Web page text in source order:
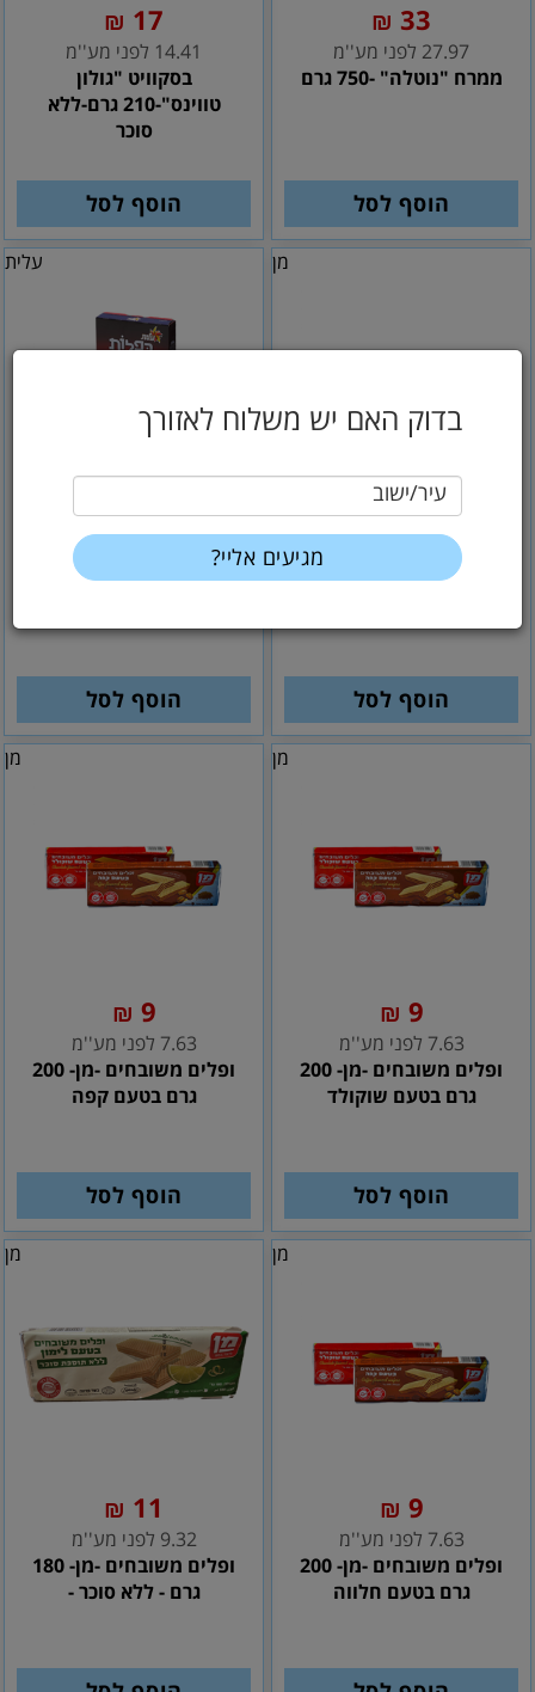
בדוק האם יש משלוח לאזורך
עיר/ישוב
33
₪
27.97 לפני מע''מ
ממרח "נוטלה" -750 גרם
הוסף לסל
17
₪
14.41 לפני מע''מ
בסקוויט "גולון
טווינס"-210 גרם-ללא
סוכר
הוסף לסל
מן
9
₪
7.63 לפני מע''מ
ופלים משובחים -מן- 200
הוסף לסל
עלית
20
₪
בפלות טעם שוקולד
הוסף לסל
מן
9
₪
7.63 לפני מע''מ
ופלים משובחים -מן- 200
גרם בטעם שוקולד
הוסף לסל
מן
9
₪
7.63 לפני מע''מ
ופלים משובחים -מן- 200
גרם בטעם קפה
הוסף לסל
מן
9
₪
7.63 לפני מע''מ
ופלים משובחים -מן- 200
גרם בטעם חלווה
מן
11
₪
9.32 לפני מע''מ
ופלים משובחים -מן- 180
גרם - ללא סוכר -